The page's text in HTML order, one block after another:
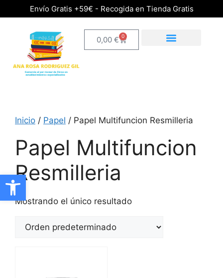
Abrir barra de herramientas
Envío Gratis +59€ - Recogida en Tienda Gratis
0,00 € 0
Inicio / Papel / Papel Multifuncion Resmilleria
Papel Multifuncion
Resmilleria
Mostrando el único resultado